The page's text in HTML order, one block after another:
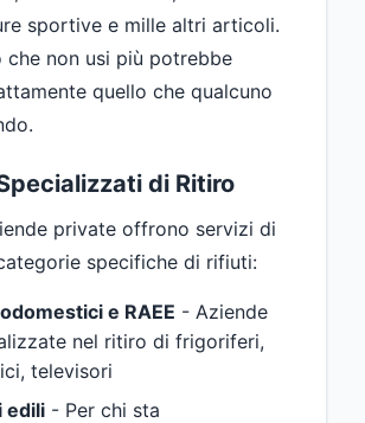
sportive e mille altri articoli.
che non usi più potrebbe
quello che qualcuno
di Ritiro
private offrono servizi di
specifiche di rifiuti:
e RAEE - Aziende
nel ritiro di frigoriferi,
televisori
edili - Per chi sta